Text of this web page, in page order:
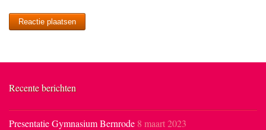
Recente berichten
Presentatie Gymnasium Bernrode 8 maart 2023